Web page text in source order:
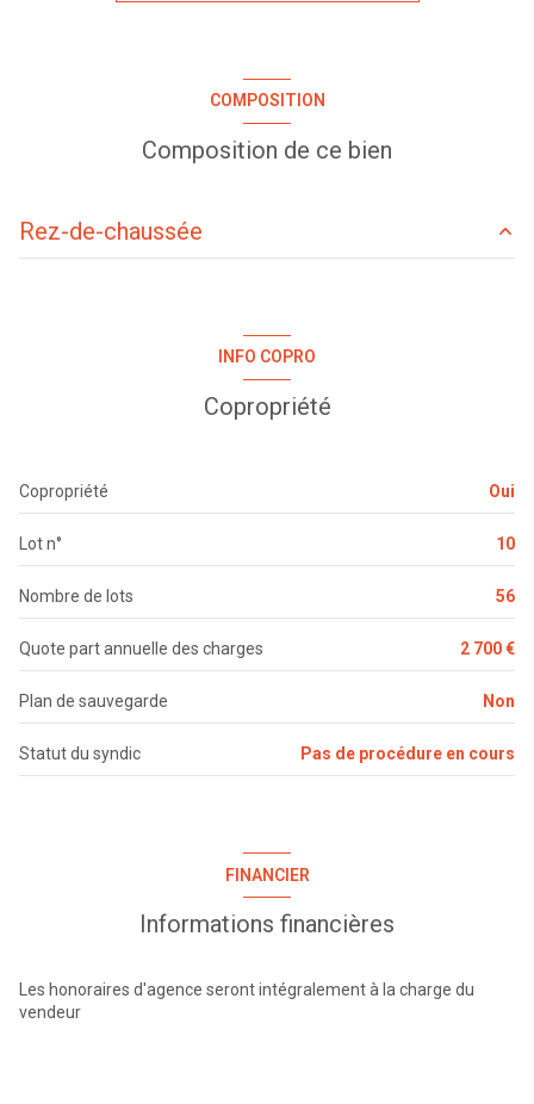
Chauffage collectif : chaudière (gaz de ville)
2ème étage
COMPOSITION
Composition de ce bien
Rez-de-chaussée
chambre
chambre 10.99 m²
salon/sejour 16.59 m²
DEGAGEMENT 2.3 m²
INFO COPRO
Copropriété
Copropriété Oui
Lot n° 10
Nombre de lots 56
Quote part annuelle des charges 2 700 €
Plan de sauvegarde Non
Statut du syndic Pas de procédure en cours
FINANCIER
Informations financières
Les honoraires d'agence seront intégralement à la charge du
vendeur